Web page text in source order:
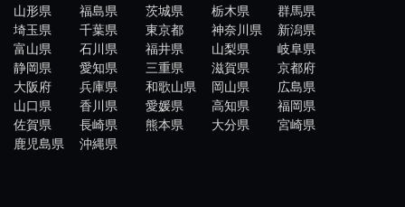
山形県
福島県 茨城県 栃木県
群馬県
埼玉県
千葉県 東京都 神奈川県
新潟県
富山県
石川県 福井県 山梨県
岐阜県
静岡県
愛知県 三重県 滋賀県
京都府
大阪府
兵庫県 和歌山県 岡山県
広島県
山口県
香川県 愛媛県 高知県
福岡県
佐賀県
長崎県 熊本県 大分県
宮崎県
鹿児島県
沖縄県